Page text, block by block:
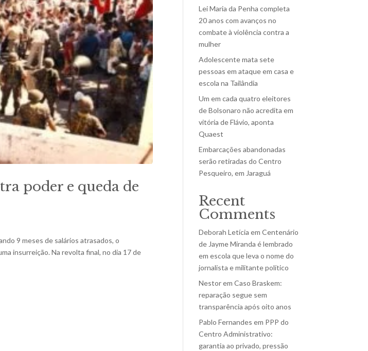
poder e queda de
9 meses de salários atrasados, o
insurreição. Na revolta final, no dia 17 de
Lei Maria da Penha completa
20 anos com avanços no
combate à violência contra a
mulher
Adolescente mata sete
pessoas em ataque em casa e
escola na Tailândia
Um em cada quatro eleitores
de Bolsonaro não acredita em
vitória de Flávio, aponta
Quaest
Embarcações abandonadas
serão retiradas do Centro
Pesqueiro, em Jaraguá
Recent
Comments
Deborah Letícia emCentenário
de Jayme Miranda é lembrado
em escola que leva o nome do
jornalista e militante político
NestoremCaso Braskem:
reparação segue sem
transparência após oito anos
Pablo Fernandes em PPP do
Centro Administrativo:
garantia ao privado, pressão